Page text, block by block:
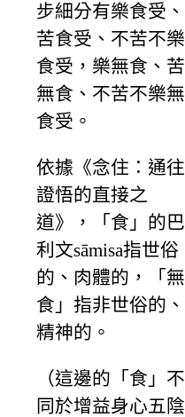
步細分有樂食受、
苦食受、不苦不樂
食受，樂無食、苦
無食、不苦不樂無
食受。
依據《念住：通往
證悟的直接之
道》，「食」的巴
利文sāmisa指世俗
的、肉體的，「無
食」指非世俗的、
精神的。
（這邊的「食」不
同於增益身心五陰